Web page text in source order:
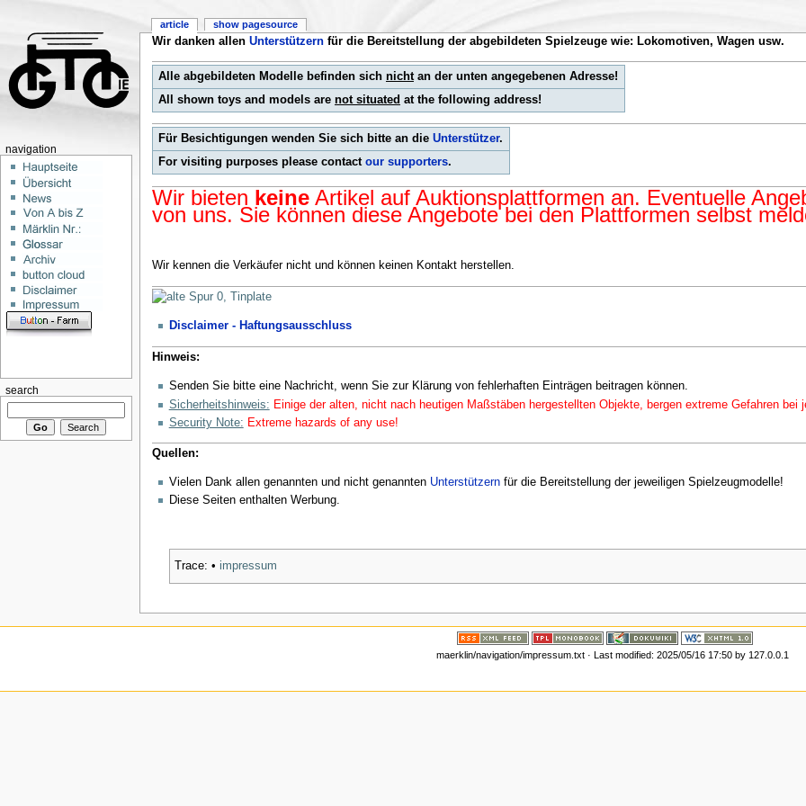
Wir danken allen Unterstützernfür die Bereitstellung der abgebildeten Spielzeuge wie: Lokomotiven, Wagen usw.
Alle abgebildeten Modelle befinden sich nichtan der unten angegebenen Adresse!
All shown toys and models are not situated at the following address!
Für Besichtigungen wenden Sie sich bitte an die Unterstützer.
For visiting purposes please contact our supporters.
Wir bieten keineArtikel auf Auktionsplattformen an. Eventuelle
von uns. Sie können diese Angebote bei den Plattformen selbst
Wir kennen die Verkäufer nicht und können keinen Kontakt herstellen.
Disclaimer - Haftungsausschluss
Hinweis:
Senden Sie bitte eine Nachricht, wenn Sie zur Klärung von fehlerhaften Einträgen beitragen können.
Sicherheitshinweis: Einige der alten, nicht nach heutigen Maßstäben hergestellten Objekte, bergen extreme Gefahren bei
Security Note: Extreme hazards of any use!
Quellen:
Vielen Dank allen genannten und nicht genannten Unterstützernfür die Bereitstellung der jeweiligen Spielzeugmodelle!
Diese Seiten enthalten Werbung.
Trace: • impressum
article show pagesource
navigation
search
maerklin/navigation/impressum.txt· Last modified: 2025/05/16 17:50by 127.0.0.1